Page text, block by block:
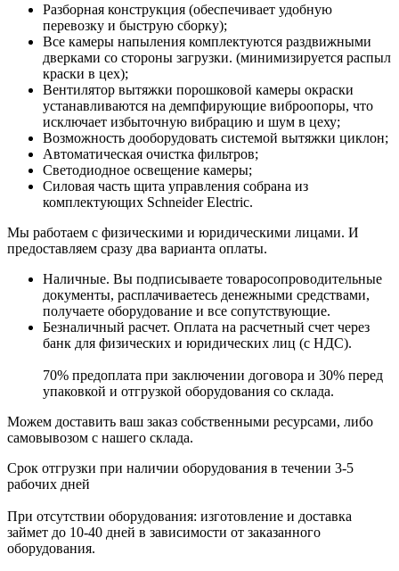
Разборная конструкция (обеспечивает удобную
перевозку и быструю сборку);
Все камеры напыления комплектуются раздвижными
дверками со стороны загрузки. (минимизируется распыл
краски в цех);
Вентилятор вытяжки порошковой камеры окраски
устанавливаются на демпфирующие виброопоры, что
исключает избыточную вибрацию и шум в цеху;
Возможность дооборудовать системой вытяжки циклон;
Автоматическая очистка фильтров;
Светодиодное освещение камеры;
Силовая часть щита управления собрана из
комплектующих Schneider Electric.
Мы работаем с физическими и юридическими лицами. И
предоставляем сразу два варианта оплаты.
Наличные. Вы подписываете товаросопроводительные
документы, расплачиваетесь денежными средствами,
получаете оборудование и все сопутствующие.
Безналичный расчет. Оплата на расчетный счет через
банк для физических и юридических лиц (с НДС).
70% предоплата при заключении договора и 30% перед
упаковкой и отгрузкой оборудования со склада.
Можем доставить ваш заказ собственными ресурсами, либо
самовывозом с нашего склада.
Срок отгрузки при наличии оборудования в течении 3-5
рабочих дней
При отсутствии оборудования: изготовление и доставка
займет до 10-40 дней в зависимости от заказанного
оборудования.